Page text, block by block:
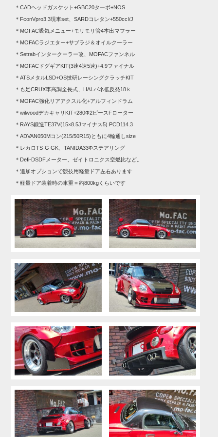
＊CADヘッドガスケット+GBC20ターボ+NOS
＊FconVpro3.3現車set、SARDコレタン+550ccI/J
＊MOFAC吸気メニュー+モリモリ管4本出マフラー
＊MOFACラジエター+サブラジ＆オイルクーラー
＊Setrabインタークーラー改、MOFACファンネル
＊MOFACドグギアKIT(3速4速5速)+4.9ファイナル
＊ATSメタルLSD+OS技研レーシングクラッチKIT
＊も足CRUX車高調全長式、HALバネ低反発18ｋ
＊MOFAC強化リアアクスル化+アルフィンドラム
＊wilwoodデカキャリKIT+280Φ2ピースFローター
＊RAYS鍛造TE37V(15×8.5Jマイナス5) PCD114.3
＊ADVAN050Mコン(215/50R15)ともに4輪通しsize
＊レカロTS-G GK、TANIDA33Φステアリング
＊Defi-DSDFメーター、ゼイトロニクス空燃比など。
＊追加オプションで競技用軽量ドア左右あります
＊軽量ドア装着時の車重＝約800kgくらいです